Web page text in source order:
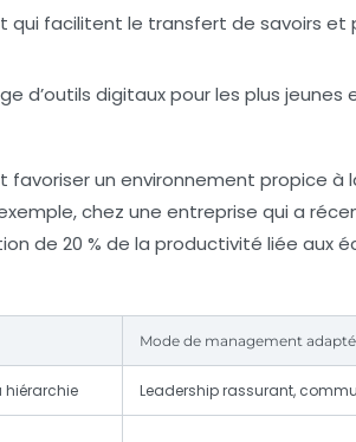
qui facilitent le transfert de savoirs
d’outils digitaux pour les plus jeunes
un environnement propice à
chez une entreprise qui a
de 20 % de la productivité liée aux
Mode de management adapté
hiérarchie Leadership rassurant,